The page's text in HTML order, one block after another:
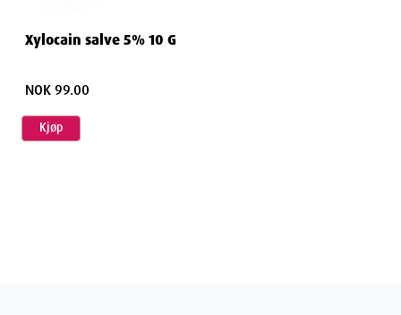
Xylocain salve 5% 10 G
NOK 99.00
Kjøp